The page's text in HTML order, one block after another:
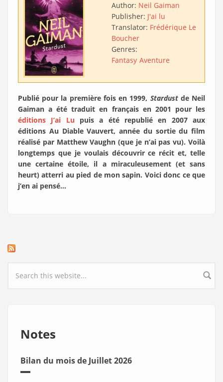
Author: Neil Gaiman
Publisher: J'ai lu
Translator: Frédérique Le
Boucher
Genres:
Fantasy Aventure
Publié pour la première fois en 1999, Stardustde Neil
Gaiman a été traduit en français en 2001 pour les
éditions J’ai Lu puis a été republié en 2007 aux
éditions Au Diable Vauvert, année du sortie du film
réalisé par Matthew Vaughn (que je n’ai pas vu). Voilà
longtemps que je voulais découvrir ce récit et, telle
une certaine étoile, il a miraculeusement (et sans
heurt) atterri au pied de mon sapin. Voici donc ce que
j’en ai pensé…
Search form
Notes
Bilan du mois de Juillet 2026